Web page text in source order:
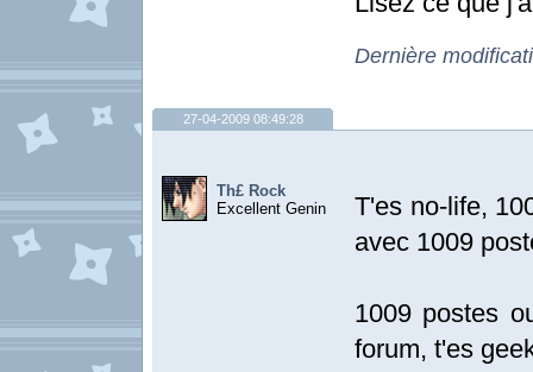
Dernière
27-04-2009 08:49:28
Th£ Rock
Excellent Genin
T'es no-life,
avec 1009
1009 postes
forum, t'es